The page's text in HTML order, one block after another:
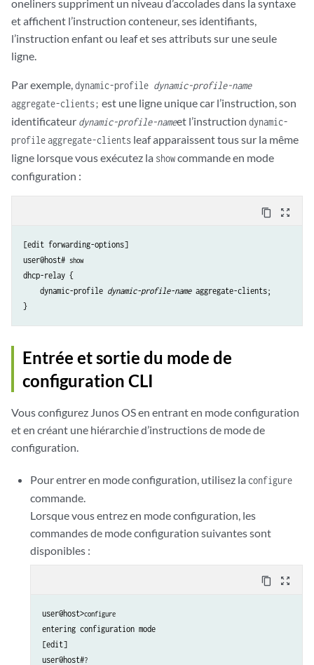
oneliners suppriment un niveau d’accolades dans la syntaxe
et affichent l’instruction conteneur, ses identifiants,
l’instruction enfant ou leaf et ses attributs sur une seule
ligne.
Par exemple,dynamic-profile dynamic-profile-name
aggregate-clients; est une ligne unique car l’instruction, son
identificateur dynamic-profile-nameet l’instruction dynamic-
profileaggregate-clients leaf apparaissent tous sur la même
ligne lorsque vous exécutez la showcommande en mode
configuration :
content_copy zoom_out_map
[edit forwarding-options]
user@host# show
dhcp-relay {
    dynamic-profile
dynamic-profile-name aggregate-clients;
Entrée et sortie du mode de
configuration CLI
Vous configurez Junos OSen entrant en mode configuration
et en créant une hiérarchie d’instructions de mode de
configuration.
Pour entrer en mode configuration, utilisez la configure
commande.
Lorsque vous entrez en mode configuration, les
commandes de mode configuration suivantes sont
disponibles :
content_copy zoom_out_map
user@host>configure
entering configuration mode
[edit]
user@host#?